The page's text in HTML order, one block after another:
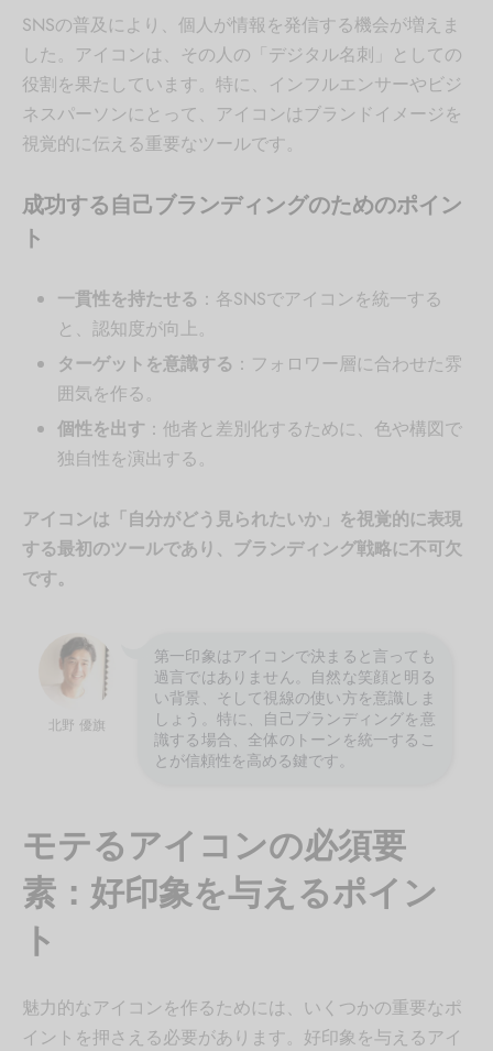
SNSの普及により、個人が情報を発信する機会が増えま
した。アイコンは、その人の「デジタル名刺」としての
役割を果たしています。特に、インフルエンサーやビジ
ネスパーソンにとって、アイコンはブランドイメージを
視覚的に伝える重要なツールです。
成功する自己ブランディングのためのポイン
ト
一貫性を持たせる ：各SNSでアイコンを統一する
と、認知度が向上。
ターゲットを意識する ：フォロワー層に合わせた雰
囲気を作る。
個性を出す：他者と差別化するために、色や構図で
独自性を演出する。
アイコンは「自分がどう見られたいか」を視覚的に表現
する最初のツールであり、ブランディング戦略に不可欠
です。
北野 優旗
第一印象はアイコンで決まると言っても
過言ではありません。自然な笑顔と明る
い背景、そして視線の使い方を意識しま
しょう。特に、自己ブランディングを意
識する場合、全体のトーンを統一するこ
とが信頼性を高める鍵です。
モテるアイコンの必須要
素：好印象を与えるポイン
ト
魅力的なアイコンを作るためには、いくつかの重要なポ
イントを押さえる必要があります。好印象を与えるアイ